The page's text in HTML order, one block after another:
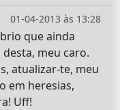
01-04-2013 às 13:28
que ainda
meu caro.
atualizar-te, meu
em heresias,
Uff!